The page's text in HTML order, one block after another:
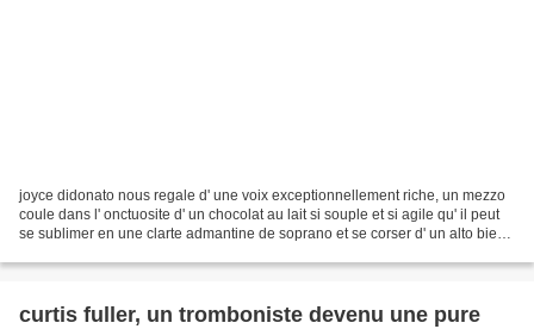
joyce didonato nous regale d' une voix exceptionnellement riche, un mezzo
coule dans l' onctuosite d' un chocolat au lait si souple et si agile qu' il peut
se sublimer en une clarte admantine de soprano et se corser d' un alto bien
curtis fuller, un tromboniste devenu une pure